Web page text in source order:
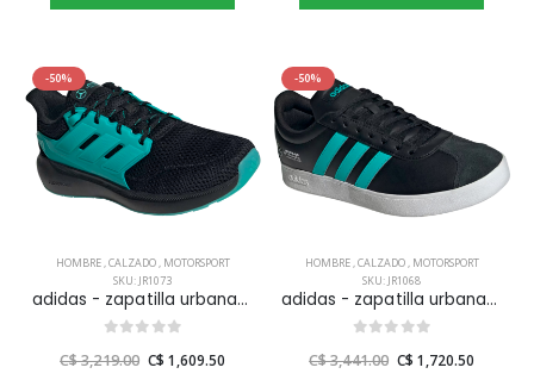
-50%
HOMBRE,CALZADO, MOTORSPORT
SKU: JR1073
adidas - zapatilla urbana ultimashow mer para hombre
C$ 3,219.00 C$ 1,609.50
-50%
HOMBRE,CALZADO, MOTORSPORT
SKU: JR1068
adidas - zapatilla urbana vl court mer para hombre
C$ 3,441.00 C$ 1,720.50